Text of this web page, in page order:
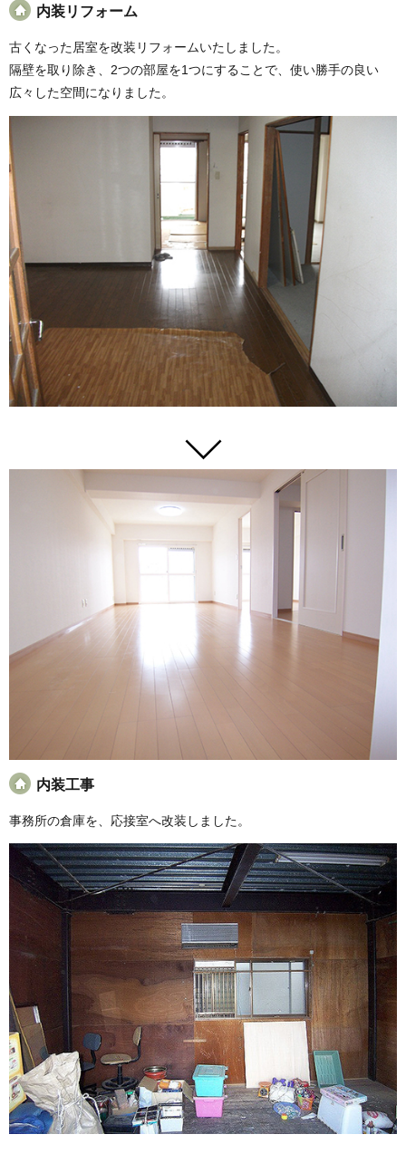
内装リフォーム
古くなった居室を改装リフォームいたしました。
隔壁を取り除き、2つの部屋を1つにすることで、使い勝手の良い
広々した空間になりました。
内装工事
事務所の倉庫を、応接室へ改装しました。